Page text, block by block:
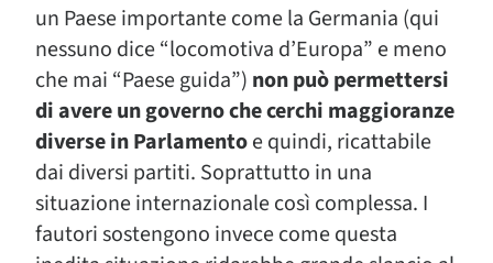
un Paese importante come la Germania (qui
nessuno dice “locomotiva d’Europa” e meno
che mai “Paese guida”) non può permettersi
di avere un governo che cerchi maggioranze
diverse in Parlamentoe quindi, ricattabile
dai diversi partiti. Soprattutto in una
situazione internazionale così complessa. I
fautori sostengono invece come questa